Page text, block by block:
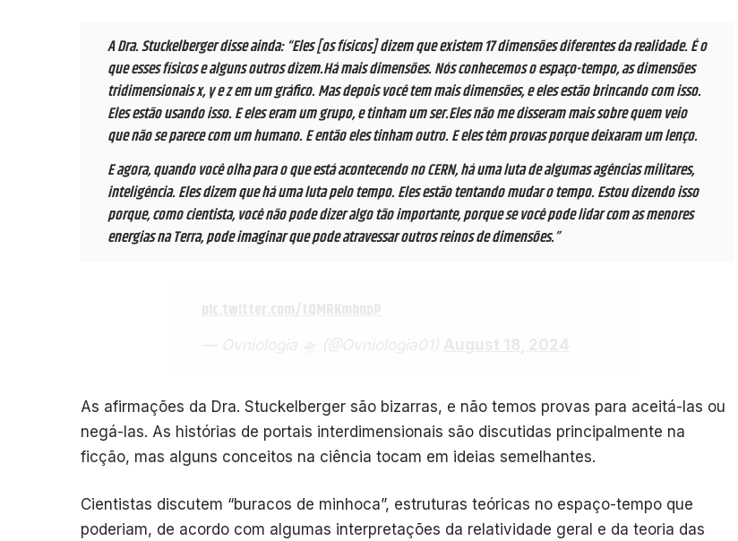
A Dra. Stuckelberger disse ainda: “Eles [os físicos] dizem que existem 17 dimensões diferentes da realidade. É o
que esses físicos e alguns outros dizem.Há mais dimensões. Nós conhecemos o espaço-tempo, as dimensões
tridimensionais x, y e z em um gráfico. Mas depois você tem mais dimensões, e eles estão brincando com isso.
Eles estão usando isso. E eles eram um grupo, e tinham um ser.Eles não me disseram mais sobre quem veio
que não se parece com um humano. E então eles tinham outro. E eles têm provas porque deixaram um lenço.
E agora, quando você olha para o que está acontecendo no CERN, há uma luta de algumas agências militares,
inteligência. Eles dizem que há uma luta pelo tempo. Eles estão tentando mudar o tempo. Estou dizendo isso
porque, como cientista, você não pode dizer algo tão importante, porque se você pode lidar com as menores
energias na Terra, pode imaginar que pode atravessar outros reinos de dimensões.”
As afirmações da Dra. Stuckelberger são bizarras, e não temos provas para aceitá-las ou
negá-las. As histórias de portais interdimensionais são discutidas principalmente na
ficção, mas alguns conceitos na ciência tocam em ideias semelhantes.
Cientistas discutem “buracos de minhoca”, estruturas teóricas no espaço-tempo que
poderiam, de acordo com algumas interpretações da relatividade geral e da teoria das